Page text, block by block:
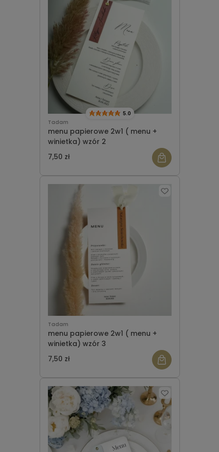
Tadam
menu papierowe 2w1 ( menu +
winietka) wzór 2
5.0
7,50 zł
Tadam
menu papierowe 2w1 ( menu +
winietka) wzór 3
7,50 zł